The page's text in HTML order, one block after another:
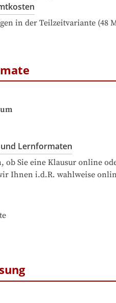
in der Teilzeitvariante (48
Lernformaten
ob Sie eine Klausur online
Ihnen i.d.R. wahlweise